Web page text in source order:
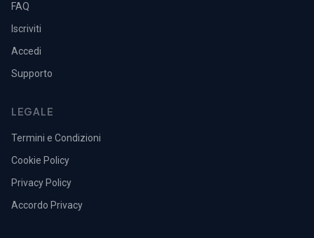
FAQ
Iscriviti
Accedi
Supporto
LEGALE
Termini e Condizioni
Cookie Policy
Privacy Policy
Accordo Privacy